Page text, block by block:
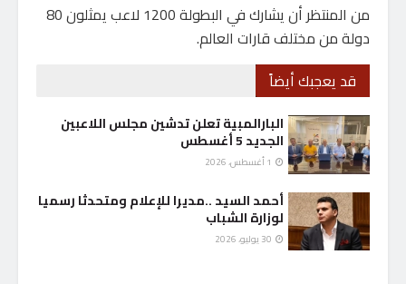
من المنتظر أن يشارك في البطولة 1200 لاعب يمثلون 80
دولة من مختلف قارات العالم.
قد يعجبك أيضاً
البارالمبية تعلن تدشين مجلس اللاعبين
الجديد 5 أغسطس
أحمد السيد ..مديرا للإعلام ومتحدثا رسميا
لوزارة الشباب